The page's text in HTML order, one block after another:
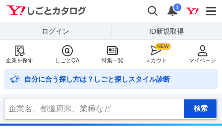
検索
通知
i
ログイン ID新規取得
企業を探す しごとQA 特集一覧 スカウト マイページ
自分に合う探し方は？しごと探しスタイル診断